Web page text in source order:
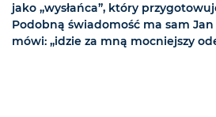
jako „wysłańca”, który
Podobną świadomość ma sam
mówi: „idzie za mną mocniejszy